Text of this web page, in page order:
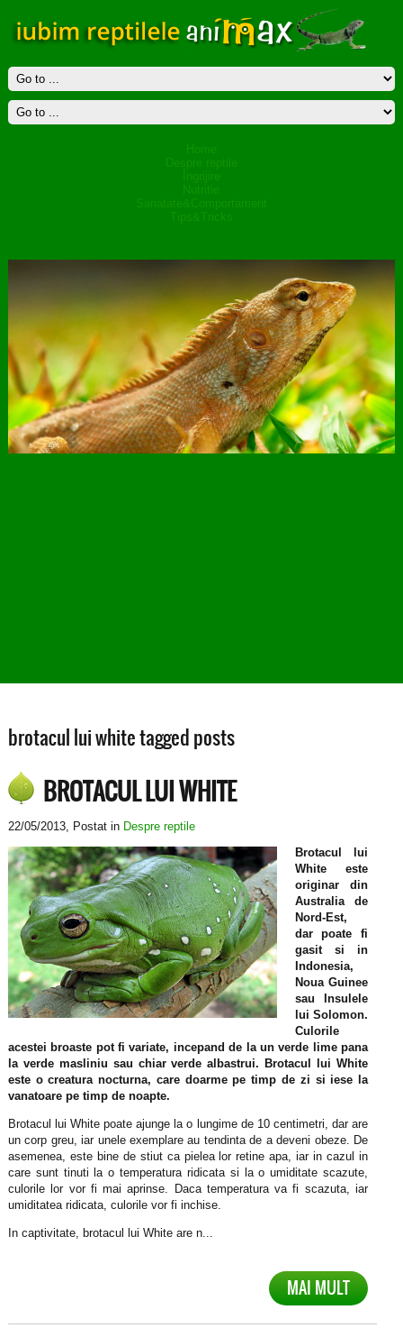
brotacul lui white tagged posts
BROTACUL LUI WHITE
22/05/2013, Postat in Despre reptile
Brotacul lui
White este
originar din
Australia de
Nord-Est,
dar poate fi
gasit si in
Indonesia,
Noua Guinee
sau Insulele
lui Solomon.
Culorile
acestei broaste pot fi variate, incepand de la un verde lime pana
la verde masliniu sau chiar verde albastrui. Brotacul lui White
este o creatura nocturna, care doarme pe timp de zi si iese la
vanatoare pe timp de noapte.
Brotacul lui White poate ajunge la o lungime de 10 centimetri, dar are
un corp greu, iar unele exemplare au tendinta de a deveni obeze. De
asemenea, este bine de stiut ca pielea lor retine apa, iar in cazul in
care sunt tinuti la o temperatura ridicata si la o umiditate scazute,
culorile lor vor fi mai aprinse. Daca temperatura va fi scazuta, iar
umiditatea ridicata, culorile vor fi inchise.
In captivitate, brotacul lui White are n...
MAI MULT